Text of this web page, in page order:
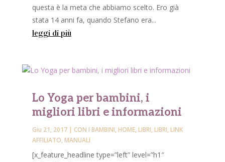
questa è la meta che abbiamo scelto. Ero già
stata 14 anni fa, quando Stefano era...
leggi di più
Lo Yoga per bambini, i
migliori libri e informazioni
Giu 21, 2017| CON I BAMBINI,HOME,LIBRI,LIBRI,LINK
AFFILIATO,MANUALI
[x_feature_headline type=”left” level=”h1″